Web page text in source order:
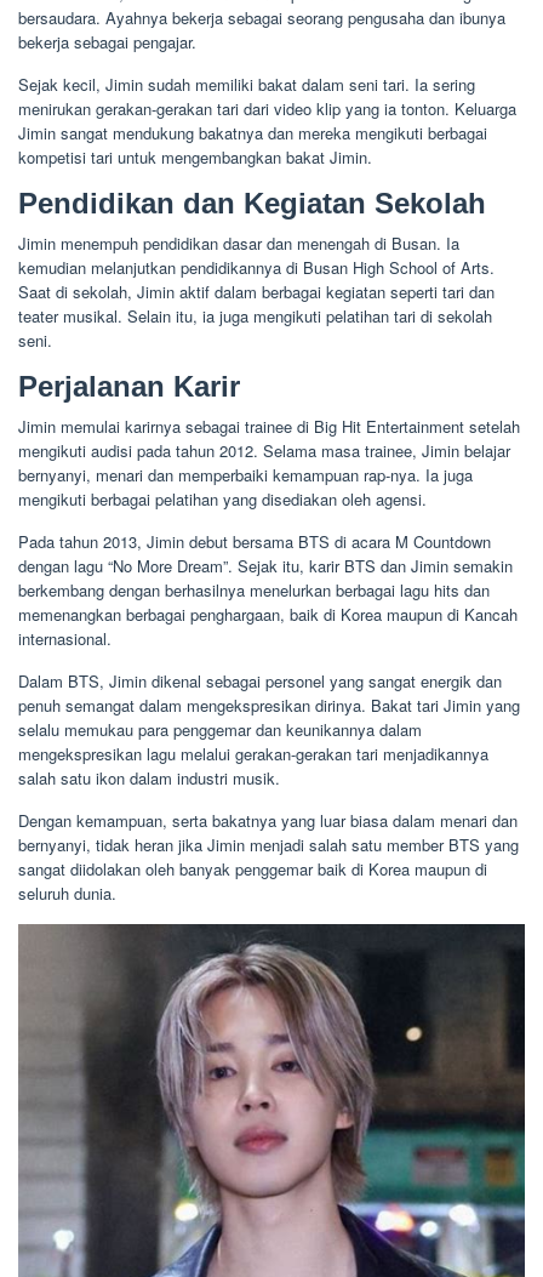
bersaudara. Ayahnya bekerja sebagai seorang pengusaha dan ibunya
bekerja sebagai pengajar.
Sejak kecil, Jimin sudah memiliki bakat dalam seni tari. Ia sering
menirukan gerakan-gerakan tari dari video klip yang ia tonton. Keluarga
Jimin sangat mendukung bakatnya dan mereka mengikuti berbagai
kompetisi tari untuk mengembangkan bakat Jimin.
Pendidikan dan Kegiatan Sekolah
Jimin menempuh pendidikan dasar dan menengah di Busan. Ia
kemudian melanjutkan pendidikannya di Busan High School of Arts.
Saat di sekolah, Jimin aktif dalam berbagai kegiatan seperti tari dan
teater musikal. Selain itu, ia juga mengikuti pelatihan tari di sekolah
seni.
Perjalanan Karir
Jimin memulai karirnya sebagai trainee di Big Hit Entertainment setelah
mengikuti audisi pada tahun 2012. Selama masa trainee, Jimin belajar
bernyanyi, menari dan memperbaiki kemampuan rap-nya. Ia juga
mengikuti berbagai pelatihan yang disediakan oleh agensi.
Pada tahun 2013, Jimin debut bersama BTS di acara M Countdown
dengan lagu “No More Dream”. Sejak itu, karir BTS dan Jimin semakin
berkembang dengan berhasilnya menelurkan berbagai lagu hits dan
memenangkan berbagai penghargaan, baik di Korea maupun di Kancah
internasional.
Dalam BTS, Jimin dikenal sebagai personel yang sangat energik dan
penuh semangat dalam mengekspresikan dirinya. Bakat tari Jimin yang
selalu memukau para penggemar dan keunikannya dalam
mengekspresikan lagu melalui gerakan-gerakan tari menjadikannya
salah satu ikon dalam industri musik.
Dengan kemampuan, serta bakatnya yang luar biasa dalam menari dan
bernyanyi, tidak heran jika Jimin menjadi salah satu member BTS yang
sangat diidolakan oleh banyak penggemar baik di Korea maupun di
seluruh dunia.